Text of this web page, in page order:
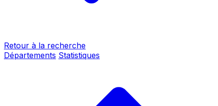
Retour à la recherche
Départements Statistiques